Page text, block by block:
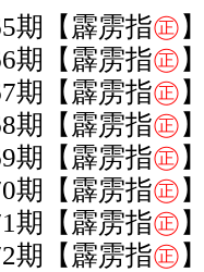
期【霹雳指㊣
期【霹雳指㊣
期【霹雳指㊣
期【霹雳指㊣
期【霹雳指㊣
期【霹雳指㊣
期【霹雳指㊣
期【霹雳指㊣